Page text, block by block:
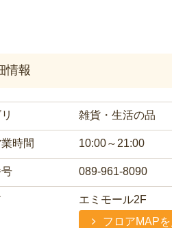
情報
雑貨・生活の品
時間 10:00～21:00
089-961-8090
エミモール2F
フロアMAPを